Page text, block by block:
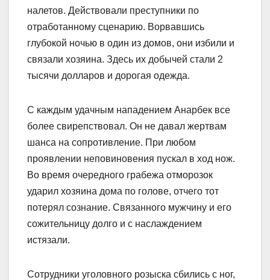
налетов. Действовали преступники по
отработанному сценарию. Ворвавшись
глубокой ночью в один из домов, они избили и
связали хозяина. Здесь их добычей стали 2
тысячи долларов и дорогая одежда.
С каждым удачным нападением Анарбек все
более свирепствовал. Он не давал жертвам
шанса на сопротивление. При любом
проявлении неповиновения пускал в ход нож.
Во время очередного грабежа отморозок
ударил хозяина дома по голове, отчего тот
потерял сознание. Связанного мужчину и его
сожительницу долго и с наслаждением
истязали.
Сотрудники уголовного розыска сбились с ног,